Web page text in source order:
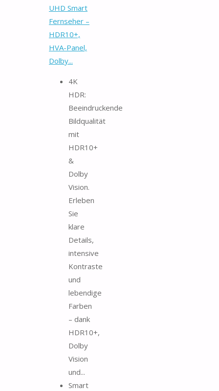
UHD Smart
Fernseher –
HDR10+,
HVA-Panel,
Dolby...
4K
HDR:
Beeindruckende
Bildqualität
mit
HDR10+
&
Dolby
Vision.
Erleben
Sie
klare
Details,
intensive
Kontraste
und
lebendige
Farben
– dank
HDR10+,
Dolby
Vision
und...
Smart